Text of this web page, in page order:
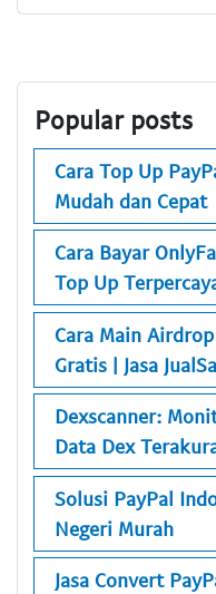
Popular posts
Cara Top Up
Mudah dan Cepat
Cara Bayar
Top Up
Cara Main
Gratis | Jasa
Dexscanner:
Data Dex
Solusi PayPal
Negeri Murah
Jasa Convert